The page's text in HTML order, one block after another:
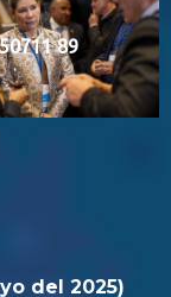
89
del 2025)